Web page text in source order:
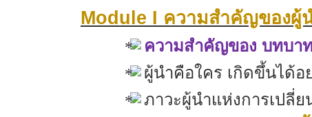
Module I ความสำคัญของผู้
ความสำคัญของ บทบา
ผู้นำคือใคร เกิดขึ้นได้อ
ภาวะผู้นำแห่งการเปลี่ย